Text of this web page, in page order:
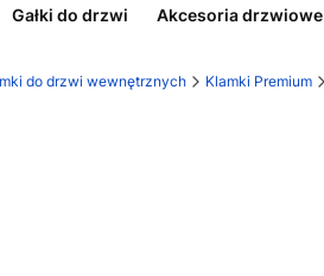
Gałki do drzwi Akcesoria drzwiowe
do drzwi wewnętrznych Klamki Premium